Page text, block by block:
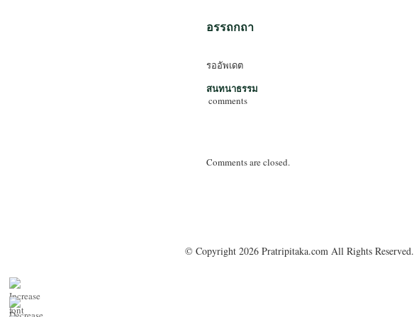
อรรถกถา
รออัพเดต
สนทนาธรรม
comments
Comments are closed.
© Copyright 2026 Pratripitaka.com All Rights Reserved.